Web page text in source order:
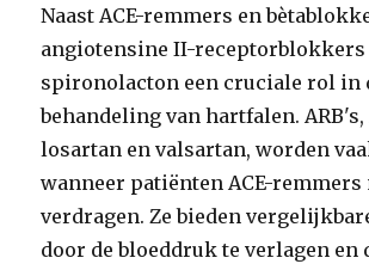
Naast ACE-remmers en
angiotensine II-receptorblokkers
spironolacton een cruciale rol in
behandeling van hartfalen. ARB's,
losartan en valsartan, worden
wanneer patiënten ACE-
verdragen. Ze bieden
door de bloeddruk te verlagen en